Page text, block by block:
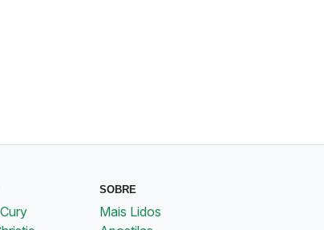
SOBRE
Mais Lidos